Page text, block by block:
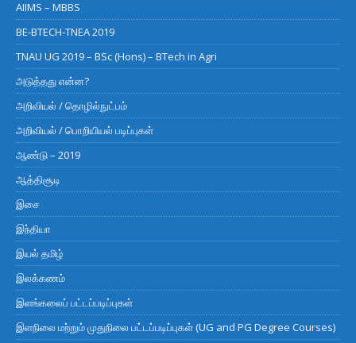
AIIMS – MBBS
BE-BTECH-TNEA 2019
TNAU UG 2019 – BSc (Hons) – BTech in Agri
அடுத்தது என்ன?
அறிவியல் / தொழில்நுட்பம்
அறிவியல் / பொறியியல் படிப்புகள்
ஆண்டு – 2019
ஆத்திசூடி
இசை
இந்தியா
இயல் தமிழ்
இலக்கணம்
இளங்கலைப் பட்டப்படிப்புகள்
இளநிலை மற்றும் முதுநிலை பட்டப்படிப்புகள் (UG and PG Degree Courses)